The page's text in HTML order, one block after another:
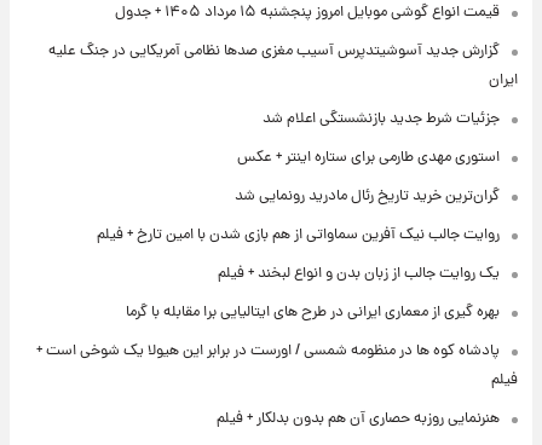
قیمت انواع گوشی موبایل امروز پنجشنبه ۱۵ مرداد ۱۴۰۵ + جدول
گزارش جدید آسوشیتدپرس آسیب مغزی صدها نظامی آمریکایی در جنگ علیه
ایران
جزئیات شرط جدید بازنشستگی اعلام شد
استوری مهدی طارمی برای ستاره اینتر + عکس
گران‌ترین خرید تاریخ رئال مادرید رونمایی شد
روایت جالب نیک آفرین سماواتی از هم بازی شدن با امین تارخ + فیلم
یک روایت جالب از زبان بدن و انواع لبخند + فیلم
بهره گیری از معماری ایرانی در طرح های ایتالیایی برا مقابله با گرما
پادشاه کوه ها در منظومه شمسی / اورست در برابر این هیولا یک شوخی است +
فیلم
هنرنمایی روزبه حصاری آن هم بدون بدلکار + فیلم